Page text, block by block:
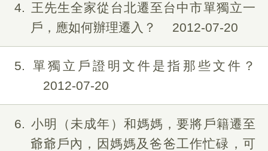
4
王先生全家從台北遷至台中市單獨立一
戶，應如何辦理遷入？
2012-07-20
5
單獨立戶證明文件是指那些文件？
2012-07-20
6
小明（未成年）和媽媽，要將戶籍遷至
爺爺戶內，因媽媽及爸爸工作忙碌，可